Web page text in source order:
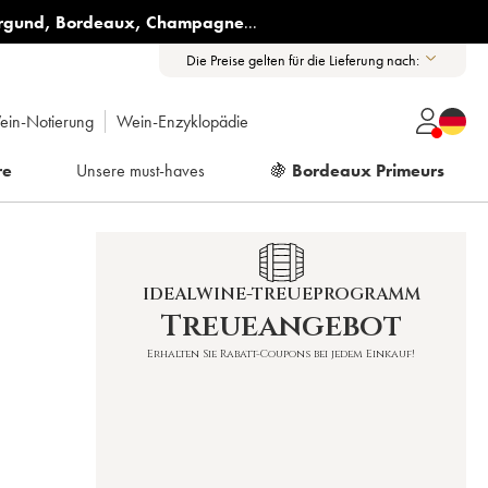
, Bordeaux, Champagne...
Die Preise gelten für die Lieferung nach:
Notierung Wein-Enzyklopädie
Unsere must-haves 🍇 Bordeaux Primeurs
IDEALWINE-TREUEPROGRAMM
Treueangebot
Erhalten Sie Rabatt-Coupons bei jedem Einkauf!